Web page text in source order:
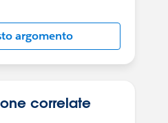
argomento
correlate